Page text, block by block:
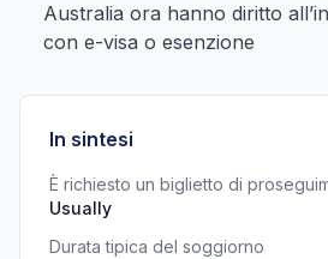
Australia ora hanno diritto
con e-visa o esenzione
In sintesi
È richiesto un biglietto di
Usually
Durata tipica del soggiorno